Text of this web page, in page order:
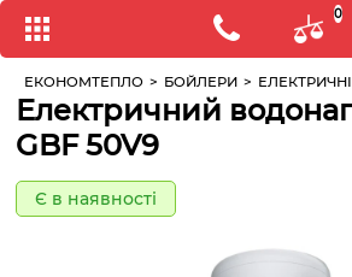
0
ЕКОНОМТЕПЛО > БОЙЛЕРИ >
Електричний
GBF 50V9
Є в наявності